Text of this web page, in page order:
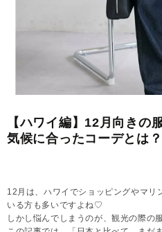
【ハワイ編】12月向きの
気候に合ったコーデとは？
12月は、ハワイでショッピングやマリ
いる方も多いですよね♡
しかし悩んでしまうのが、観光の際の服